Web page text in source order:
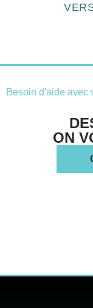
Besoin d'aide avec
ON